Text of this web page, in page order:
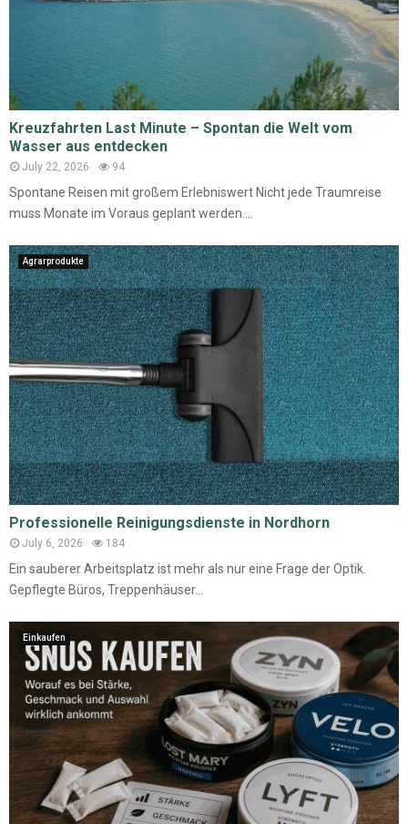
Kreuzfahrten Last Minute – Spontan die Welt vom
Wasser aus entdecken
July 22, 2026 94
Spontane Reisen mit großem Erlebniswert Nicht jede Traumreise
muss Monate im Voraus geplant werden....
Agrarprodukte
Professionelle Reinigungsdienste in Nordhorn
July 6, 2026 184
Ein sauberer Arbeitsplatz ist mehr als nur eine Frage der Optik.
Gepflegte Büros, Treppenhäuser...
Einkaufen